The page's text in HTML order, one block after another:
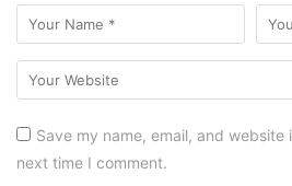
Save my name, email, and
next time I comment.